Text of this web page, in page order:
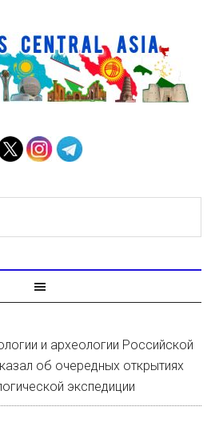
и археологии Российской
об очередных открытиях
экспедиции